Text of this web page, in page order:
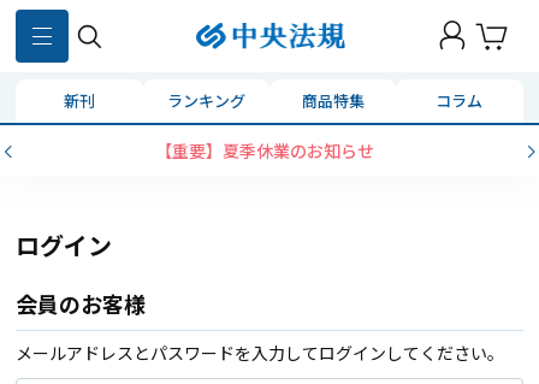
新刊 ランキング 商品特集 コラム
【重要】夏季休業のお知らせ
ログイン
会員のお客様
メールアドレスとパスワードを入力してログインしてください。